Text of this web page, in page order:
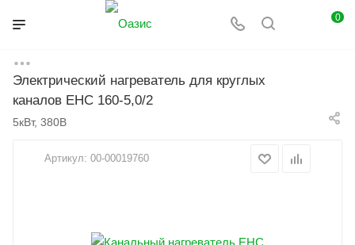
0
Главная Каталог
Вентиляция
Электрические нагреватели
Электрический нагреватель для круглых
каналов EHC 160-5,0/2
5кВт, 380В
Артикул: 00-00019760